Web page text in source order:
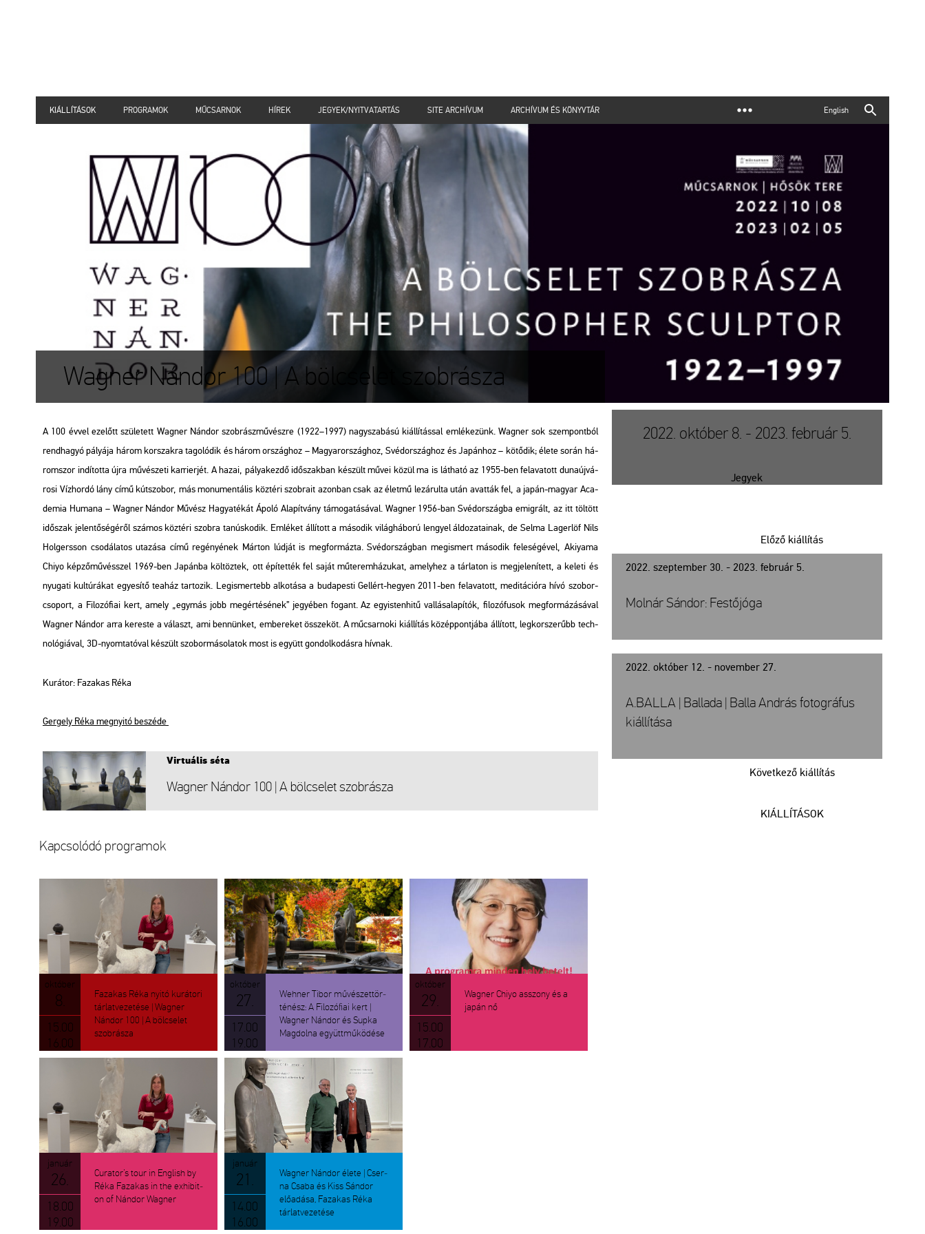
KIÁLLÍTÁSOK PROGRAMOK MŰCSARNOK HÍREK JEGYEK/NYITVATARTÁS SITE ARCHÍVUM ARCHÍVUM ÉS KÖNYVTÁR English
Wagner Nándor 100 | A bölcselet szobrásza
A 100 évvel ez­előtt szü­le­tett Wag­ner Nán­dor szob­rász­mű­vész­re (1922–1997) nagy­sza­bá­sú ki­ál­lí­tás­sal em­lé­ke­zünk. Wag­ner sok szem­pont­ból
rend­ha­gyó pá­lyá­ja három kor­szak­ra ta­go­ló­dik és három or­szág­hoz – Ma­gyar­or­szág­hoz, Svéd­or­szág­hoz és Ja­pán­hoz – kö­tő­dik; élete során há­
rom­szor in­dí­tot­ta újra mű­vé­sze­ti kar­ri­er­jét. A hazai, pá­lya­kez­dő idő­szak­ban ké­szült művei közül ma is lát­ha­tó az 1955-ben fel­ava­tott du­na­új­vá­
ro­si Víz­hor­dó lány című kút­szo­bor, más mo­nu­men­tá­lis köz­té­ri szob­ra­it azon­ban csak az élet­mű le­zá­rul­ta után avat­ták fel, a japán-ma­gyar Aca­
de­mia Hum­a­na – Wag­ner Nán­dor Mű­vész Ha­gya­té­kát Ápoló Ala­pít­vány tá­mo­ga­tá­sá­val. Wag­ner 1956-ban Svéd­or­szág­ba emig­rált, az itt töl­tött
idő­szak je­len­tő­sé­gé­ről szá­mos köz­té­ri szob­ra ta­nús­ko­dik. Em­lé­ket ál­lí­tott a má­so­dik vi­lág­há­bo­rú len­gyel ál­do­za­ta­i­nak, de Selma La­ger­löf Nils
Hol­gers­son cso­dá­la­tos uta­zá­sa című re­gé­nyé­nek Már­ton lúd­ját is meg­for­máz­ta. Svéd­or­szág­ban meg­is­mert má­so­dik fe­le­sé­gé­vel, Akiya­ma
Chiyo kép­ző­mű­vésszel 1969-ben Ja­pán­ba köl­töz­tek, ott épí­tet­ték fel saját mű­te­rem­há­zu­kat, amely­hez a tár­la­ton is meg­je­le­ní­tett, a ke­le­ti és
nyu­ga­ti kul­tú­rá­kat egye­sí­tő tea­ház tar­to­zik. Leg­is­mer­tebb al­ko­tá­sa a bu­da­pes­ti Gel­lért-he­gyen 2011-ben fel­ava­tott, me­di­tá­ci­ó­ra hívó szo­bor­
cso­port, a Fi­lo­zó­fi­ai kert, amely „egy­más jobb meg­ér­té­sé­nek” je­gyé­ben fo­gant. Az egy­is­ten­hi­tű val­lás­ala­pí­tók, fi­lo­zó­fu­sok meg­for­má­zá­sá­val
Wag­ner Nán­dor arra ke­res­te a vá­laszt, ami ben­nün­ket, em­be­re­ket össze­köt. A mű­csar­no­ki ki­ál­lí­tás kö­zép­pont­já­ba ál­lí­tott, leg­kor­sze­rűbb tech­
no­ló­gi­á­val, 3D-nyom­ta­tó­val ké­szült szo­bor­má­so­la­tok most is együtt gon­dol­ko­dás­ra hív­nak.
Ku­rá­tor: Fa­za­kas Réka
Ger­gely Réka meg­nyi­tó be­szé­de
Vir­tu­á­lis séta
Wag­ner Nán­dor 100 | A böl­cse­let szob­rá­sza
Kap­cso­ló­dó prog­ra­mok
ok­tó­ber
8.
15.00
16.00
Fa­za­kas Réka nyitó ku­rá­to­ri
tár­lat­ve­ze­té­se | Wag­ner
Nán­dor 100 | A böl­cse­let
szob­rá­sza
ok­tó­ber
27.
17.00
19.00
Weh­ner Tibor mű­vé­szet­tör­
té­nész: A Fi­lo­zó­fi­ai kert |
Wag­ner Nán­dor és Supka
Mag­dol­na együtt­mű­kö­dé­se
ok­tó­ber
29.
15.00
17.00
Wag­ner Chiyo asszony és a
japán nő
ja­nu­ár
26.
18.00
19.00
Cura­tor’s tour in Eng­lish by
Réka Fa­za­kas in the ex­hi­bit­
on of Nán­dor Wag­ner
ja­nu­ár
21.
14.00
16.00
Wag­ner Nán­dor élete | Cser­
na Csaba és Kiss Sán­dor
elő­adá­sa, Fa­za­kas Réka
tár­lat­ve­ze­té­se
2022. október 8. - 2023. február 5.
Jegyek
2022. szeptember 30. - 2023. február 5.
Előző kiállítás
Molnár Sándor: Festőjóga
2022. október 12. - november 27.
Következő kiállítás
A.BALLA | Ballada | Balla András fotográfus
kiállítása
KIÁLLÍTÁSOK